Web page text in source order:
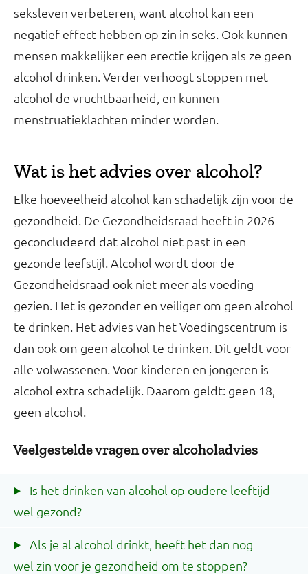
seksleven verbeteren, want alcohol kan een
negatief effect hebben op zin in seks. Ook kunnen
mensen makkelijker een erectie krijgen als ze geen
alcohol drinken. Verder verhoogt stoppen met
alcohol de vruchtbaarheid, en kunnen
menstruatieklachten minder worden.
Wat is het advies over alcohol?
Elke hoeveelheid alcohol kan schadelijk zijn voor de
gezondheid. De Gezondheidsraad heeft in 2026
geconcludeerd dat alcohol niet past in een
gezonde leefstijl. Alcohol wordt door de
Gezondheidsraad ook niet meer als voeding
gezien. Het is gezonder en veiliger om geen alcohol
te drinken. Het advies van het Voedingscentrum is
dan ook om geen alcohol te drinken. Dit geldt voor
alle volwassenen. Voor kinderen en jongeren is
alcohol extra schadelijk. Daarom geldt: geen 18,
geen alcohol.
Veelgestelde vragen over alcoholadvies
Is het drinken van alcohol op oudere leeftijd
wel gezond?
Als je al alcohol drinkt, heeft het dan nog
wel zin voor je gezondheid om te stoppen?